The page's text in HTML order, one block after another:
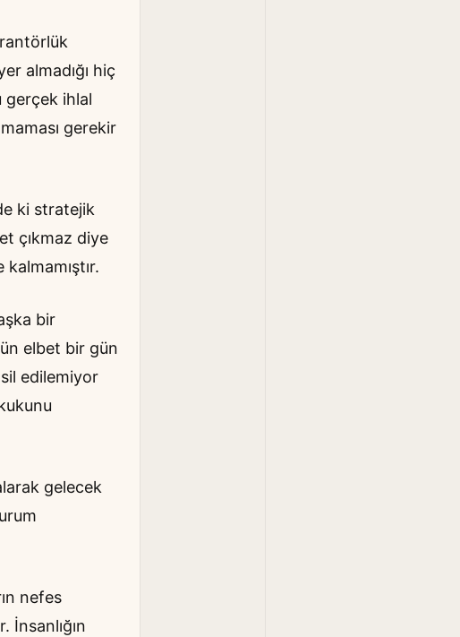
almadığı hiç
gerçek ihlal
gerekir
ki stratejik
çıkmaz diye
bir
elbet bir gün
edilemiyor
gelecek
nefes
İnsanlığın